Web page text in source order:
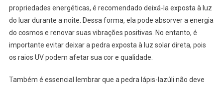
propriedades energéticas, é recomendado deixá-la exposta à luz
do luar durante a noite. Dessa forma, ela pode absorver a energia
do cosmos e renovar suas vibrações positivas. No entanto, é
importante evitar deixar a pedra exposta à luz solar direta, pois
os raios UV podem afetar sua cor e qualidade.
Também é essencial lembrar que a pedra lápis-lazúli não deve